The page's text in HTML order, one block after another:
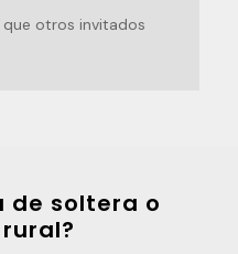
que otros invitados
de soltera o